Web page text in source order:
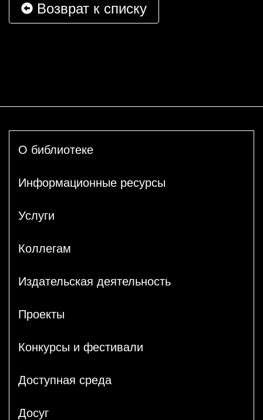
Возврат к списку
О библиотеке
Информационные ресурсы
Услуги
Коллегам
Издательская деятельность
Проекты
Конкурсы и фестивали
Доступная среда
Досуг